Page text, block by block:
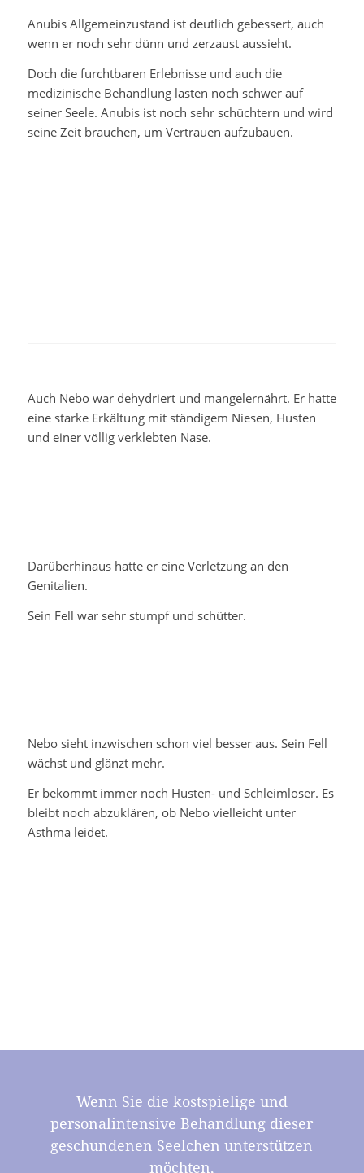
Anubis Allgemeinzustand ist deutlich gebessert, auch
wenn er noch sehr dünn und zerzaust aussieht.
Doch die furchtbaren Erlebnisse und auch die
medizinische Behandlung lasten noch schwer auf
seiner Seele. Anubis ist noch sehr schüchtern und wird
seine Zeit brauchen, um Vertrauen aufzubauen.
Auch Nebo war dehydriert und mangelernährt. Er hatte
eine starke Erkältung mit ständigem Niesen, Husten
und einer völlig verklebten Nase.
Darüberhinaus hatte er eine Verletzung an den
Genitalien.
Sein Fell war sehr stumpf und schütter.
Nebo sieht inzwischen schon viel besser aus. Sein Fell
wächst und glänzt mehr.
Er bekommt immer noch Husten- und Schleimlöser. Es
bleibt noch abzuklären, ob Nebo vielleicht unter
Asthma leidet.
Wenn Sie die kostspielige und
personalintensive Behandlung dieser
geschundenen Seelchen unterstützen
möchten,